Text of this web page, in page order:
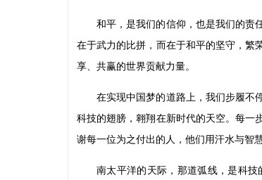
和平，是我们的信仰，也是我们的责
在于武力的比拼，而在于和平的坚守，繁
享、共赢的世界贡献力量。
在实现中国梦的道路上，我们步履不
科技的翅膀，翱翔在新时代的天空。每一
谢每一位为之付出的人，他们用汗水与智
南太平洋的天际，那道弧线，是科